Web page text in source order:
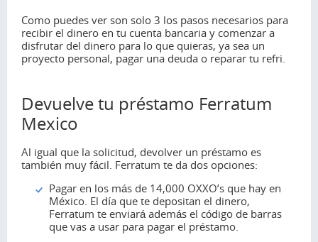
Como puedes ver son solo 3 los pasos necesarios para
recibir el dinero en tu cuenta bancaria y comenzar a
disfrutar del dinero para lo que quieras, ya sea un
proyecto personal, pagar una deuda o reparar tu refri.
Devuelve tu préstamo Ferratum
Mexico
Al igual que la solicitud, devolver un préstamo es
también muy fácil. Ferratum te da dos opciones:
Pagar en los más de 14,000 OXXO’s que hay en
México. El día que te depositan el dinero,
Ferratum te enviará además el código de barras
que vas a usar para pagar el préstamo.